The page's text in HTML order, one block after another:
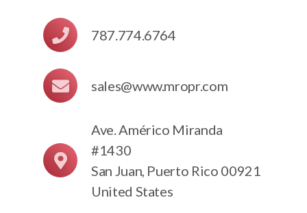
787.774.6764
sales@www.mropr.com
Ave. Américo Miranda
#1430
San Juan, Puerto Rico 00921
United States